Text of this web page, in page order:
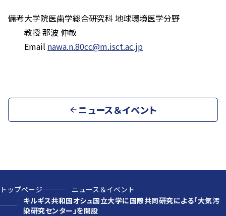
備考大学院医歯学総合研究科 地球環境医学分野
教授 那波 伸敏
Email nawa.n.80cc@m.isct.ac.jp
ニュース＆イベント
トップページ
ニュース＆イベント
キルギス共和国オシュ国立大学に国際共同研究による「大気汚
染研究センター」を開設